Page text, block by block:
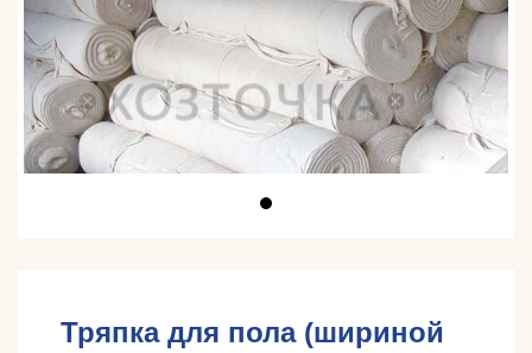
Тряпка для пола (шириной